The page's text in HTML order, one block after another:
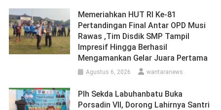
Memeriahkan HUT RI Ke-81
Pertandingan Final Antar OPD Musi
Rawas ,Tim Disdik SMP Tampil
Impresif Hingga Berhasil
Mengamankan Gelar Juara Pertama
Agustus 6, 2026 wantaranews
Plh Sekda Labuhanbatu Buka
Porsadin VII, Dorong Lahirnya Santri